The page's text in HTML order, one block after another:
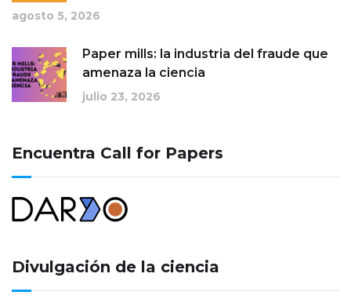
agosto 5, 2026
Paper mills: la industria del fraude que
amenaza la ciencia
julio 23, 2026
Encuentra Call for Papers
Divulgación de la ciencia